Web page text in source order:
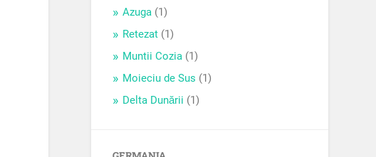
Azuga (1)
Retezat (1)
Muntii Cozia (1)
Moieciu de Sus (1)
Delta Dunării (1)